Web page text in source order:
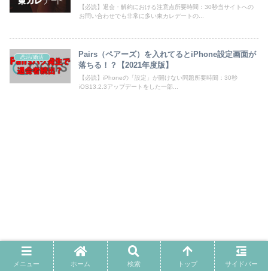
【必読】退会・解約における注意点所要時間：30秒当サイトへの
お問い合わせでも非常に多い東カレデートの...
恋活/婚活
Pairs（ペアーズ）を入れてるとiPhone設定画面が
落ちる！？【2021年度版】
【必読】iPhoneの「設定」が開けない問題所要時間：30秒
iOS13.2.3アップデートをした一部...
メニュー ホーム 検索 トップ サイドバー